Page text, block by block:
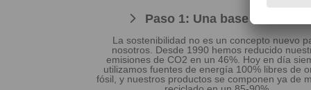
Paso 1: Una base sostenible
La sostenibilidad no es un concepto nuevo
nosotros. Desde 1990 hemos reducido
emisiones de CO2 en un 46%. Hoy en día
utilizamos fuentes de energía 100% libres de
fósil, y nuestros productos se componen ya de